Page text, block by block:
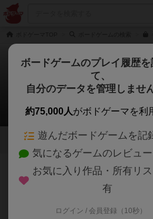
キャントス
オレンジさんのレ
20 3 38
127名 0名 0 約6年前
対戦ゲームというよりパーティゲ
ボードゲームのプレイ履歴を
て、
自分のデータを管理しませ
約75,000人がボドゲーマを利
遊んだボードゲームを記
気になるゲームのレビュ
お気に入り作品・所有リ
有
ログイン / 会員登録（10秒）